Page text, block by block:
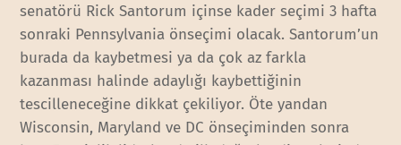
senatörü Rick Santorum içinse kader seçimi 3 hafta
sonraki Pennsylvania önseçimi olacak. Santorum’un
burada da kaybetmesi ya da çok az farkla
kazanması halinde adaylığı kaybettiğinin
tescilleneceğine dikkat çekiliyor. Öte yandan
Wisconsin, Maryland ve DC önseçiminden sonra